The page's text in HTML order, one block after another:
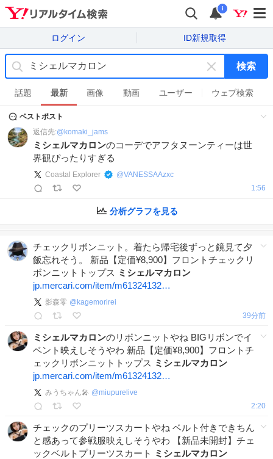
i
ログイン ID新規取得
キ
ー
ワ
を
検索
話題 最新 画像 動画 ユーザー ウェブ検索
ベストポスト
返信先:@ komaki_jams
ミシェルマカロンのコーデでアフタヌーンティーは世
界観ぴったりすぎる
Coastal Explorer @VANESSAAzxc
1:56
分析グラフを見る
チェックリボンニット。着たら帰宅後ずっと鏡見て夕
飯忘れそう。 新品【定価¥8,900】フロントチェックリ
ボンニットトップス ミシェルマカロン
jp.mercari.com/item/m61324132…
影森零 @ kagemorirei
39分前
ミシェルマカロンのリボンニットやね BIGリボンでイ
ベント映えしそうやわ 新品【定価¥8,900】フロントチ
ェックリボンニットトップス ミシェルマカロン
jp.mercari.com/item/m61324132…
みうちゃん🎤 @miupurelive
2:20
チェックのプリーツスカートやね ベルト付きできちん
と感あって参戦服映えしそうやわ 【新品未開封】チェ
ックベルトプリーツスカート ミシェルマカロン